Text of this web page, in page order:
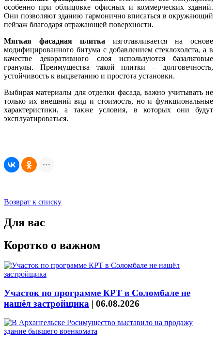
особенно при облицовке офисных и коммерческих зданий.
Они позволяют зданию гармонично вписаться в окружающий
пейзаж благодаря отражающей поверхности.
Мягкая фасадная плитка изготавливается на основе
модифицированного битума с добавлением стеклохолста, а в
качестве декоративного слоя используются базальтовые
гранулы. Преимущества такой плитки – долговечность,
устойчивость к выцветанию и простота установки.
Выбирая материалы для отделки фасада, важно учитывать не
только их внешний вид и стоимость, но и функциональные
характеристики, а также условия, в которых они будут
эксплуатироваться.
Возврат к списку
Для вас
Коротко о важном
Участок по программе КРТ в Соломбале не
нашёл застройщика | 06.08.2026